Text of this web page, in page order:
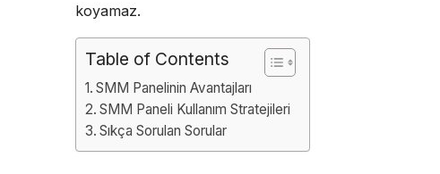
koyamaz.
Table of Contents
SMM Panelinin Avantajları
SMM Paneli Kullanım Stratejileri
Sıkça Sorulan Sorular